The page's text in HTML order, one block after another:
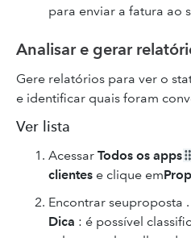
para enviar a fatura ao
Analisar e gerar
Gere relatórios para ver o
e identificar quais foram
Ver lista
Acessar Todos os apps
clientes e clique em
Encontrar seuproposta .
Dica : é possível